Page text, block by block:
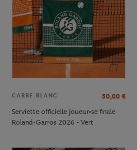
CARRE BLANC 50,00 €
Serviette officielle joueur•se finale
Roland-Garros 2026 - Vert